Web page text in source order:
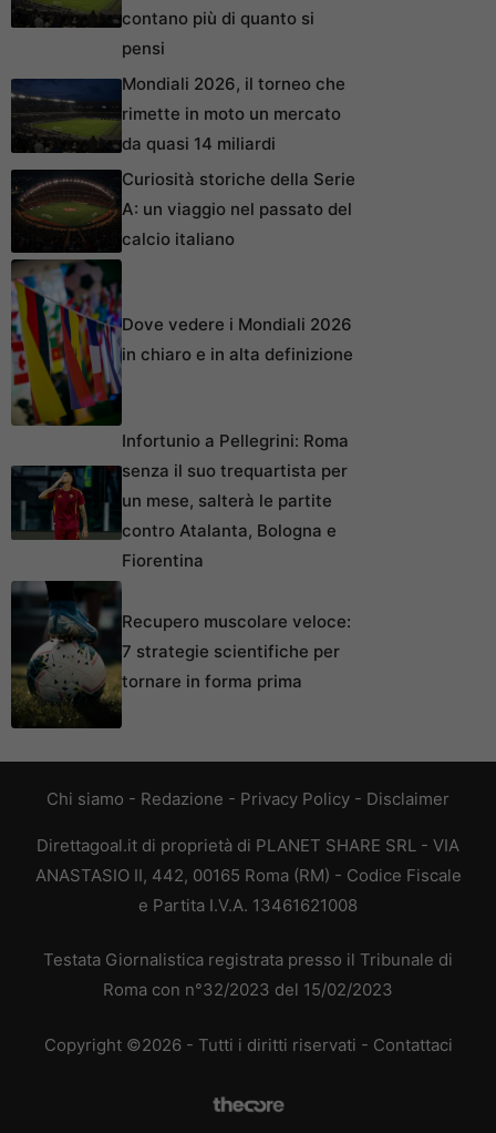
contano più di quanto si
pensi
Mondiali 2026, il torneo che
rimette in moto un mercato
da quasi 14 miliardi
Curiosità storiche della Serie
A: un viaggio nel passato del
calcio italiano
Dove vedere i Mondiali 2026
in chiaro e in alta definizione
Infortunio a Pellegrini: Roma
senza il suo trequartista per
un mese, salterà le partite
contro Atalanta, Bologna e
Fiorentina
Recupero muscolare veloce:
7 strategie scientifiche per
tornare in forma prima
Chi siamo - Redazione - Privacy Policy - Disclaimer
Direttagoal.it di proprietà di PLANET SHARE SRL - VIA
ANASTASIO II, 442, 00165 Roma (RM) - Codice Fiscale
e Partita I.V.A. 13461621008
Testata Giornalistica registrata presso il Tribunale di
Roma con n°32/2023 del 15/02/2023
Copyright ©2026 - Tutti i diritti riservati - Contattaci